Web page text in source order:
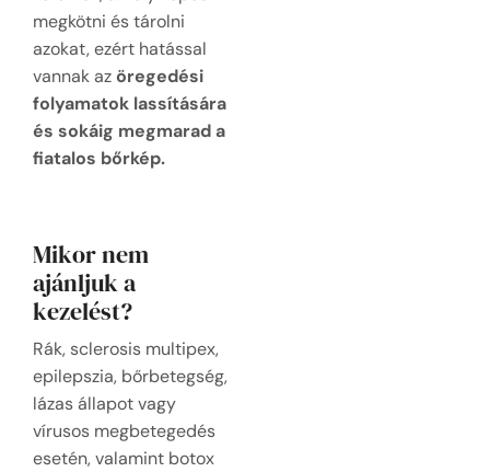
megkötni és tárolni
azokat, ezért hatással
vannak az öregedési
folyamatok lassítására
és sokáig megmarad a
fiatalos bőrkép.
Mikor nem
ajánljuk a
kezelést?
Rák, sclerosis multipex,
epilepszia, bőrbetegség,
lázas állapot vagy
vírusos megbetegedés
esetén, valamint botox